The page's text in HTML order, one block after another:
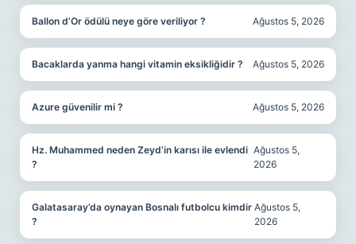
Ballon d’Or ödülü neye göre veriliyor ? Ağustos 5, 2026
Bacaklarda yanma hangi vitamin eksikliğidir ? Ağustos 5, 2026
Azure güvenilir mi ? Ağustos 5, 2026
Hz. Muhammed neden Zeyd’in karısı ile evlendi
?
Ağustos 5,
2026
Galatasaray’da oynayan Bosnalı futbolcu kimdir
?
Ağustos 5,
2026